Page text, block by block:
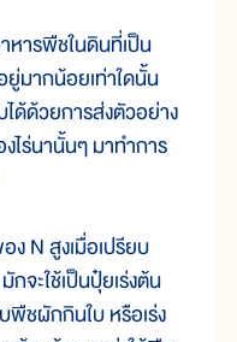
รพืชในดินที่เป็น
มากน้อยเท่าใดนั้น
ด้ด้วยการส่งตัวอย่าง
ไร่นานั้นๆ มาทำการ
N สูงเมื่อเปรียบ
กจะใช้เป็นปุ๋ยเร่งต้น
บพืชผักกินใบ หรือเร่ง